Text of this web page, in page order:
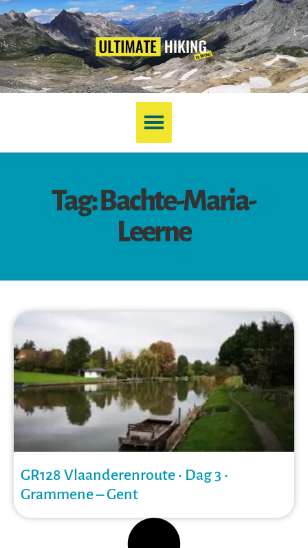
Tag: Bachte-Maria-
Leerne
GR128 Vlaanderenroute • Dag 3 •
Grammene – Gent